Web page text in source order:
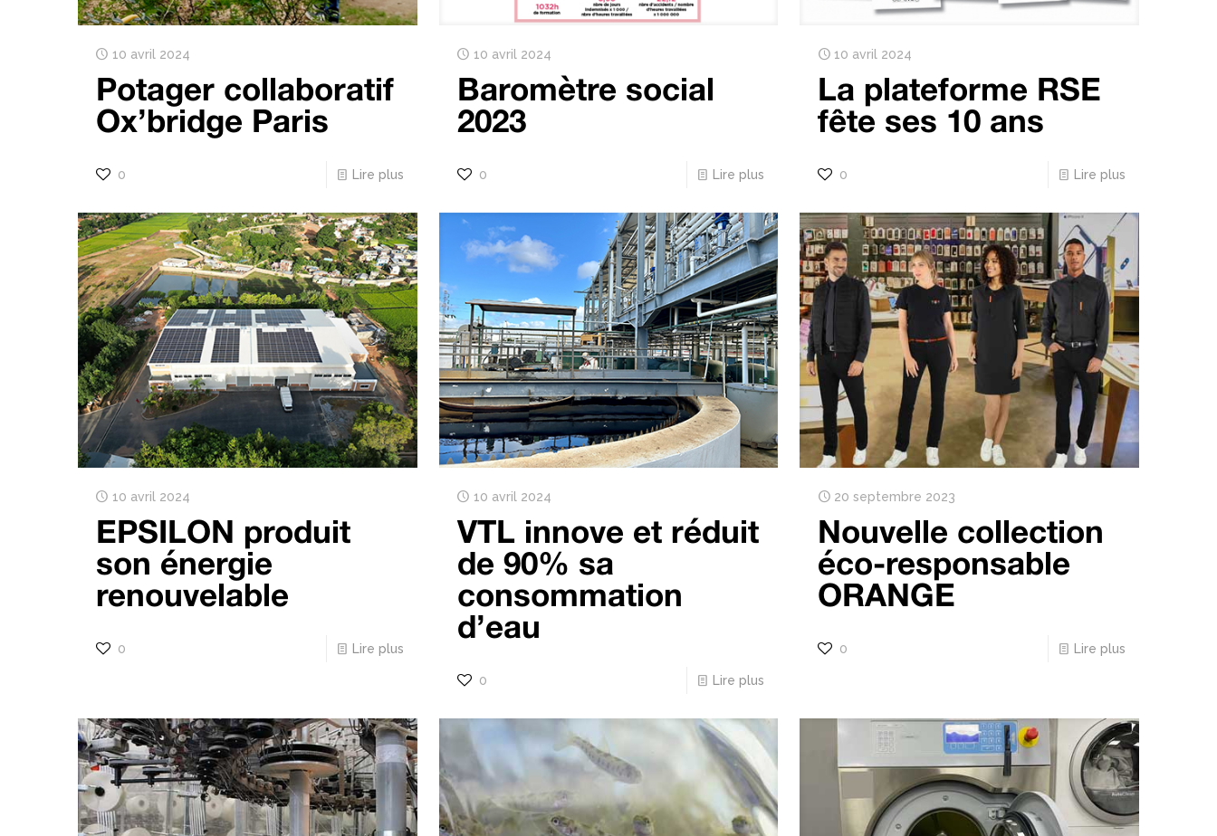
10 avril 2024
Potager collaboratif
Ox’bridge Paris
0 Lire plus
10 avril 2024
Baromètre social
2023
0 Lire plus
10 avril 2024
La plateforme RSE
fête ses 10 ans
0 Lire plus
10 avril 2024
EPSILON produit
son énergie
renouvelable
0 Lire plus
10 avril 2024
VTL innove et réduit
de 90% sa
consommation
d’eau
0 Lire plus
20 septembre 2023
Nouvelle collection
éco-responsable
ORANGE
0 Lire plus